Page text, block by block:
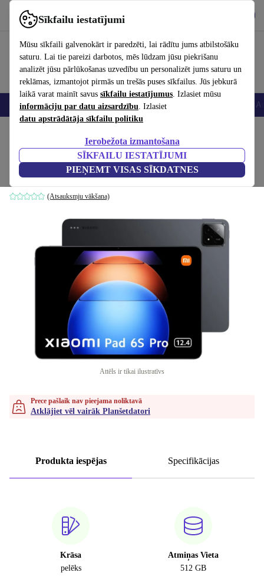
Sīkfailu iestatījumi
Mūsu sīkfaili galvenokārt ir paredzēti, lai rādītu jums atbilstošāku
saturu. Lai tie pareizi darbotos, mēs lūdzam jūsu piekrišanu
analizēt jūsu pārlūkošanas uzvedību un personalizēt jums saturu un
reklāmas, izmantojot pirmās un trešās puses sīkfailus. Jūs jebkurā
laikā varat mainīt savus sīkfailu iestatījumus. Izlasiet mūsu
informāciju par datu aizsardzību. Izlasiet
datu apstrādātāja sīkfailu politiku
Ierobežota izmantošana
SĪKFAILU IESTATĪJUMI
PIEŅEMT VISAS SĪKDATNES
Izmantojiet refurbed ātri un viegli
Viedtālruņi Portatīvie datori Planšetes Viedpulksteņi
Xiaomi Pad 6S Pro | 12.4collu
12 GB | 512 GB | Graphite Grey
(Atsauksmju vākšana)
Attēls ir tikai ilustratīvs
Prece pašlaik nav pieejama noliktavā
Atklājiet vēl vairāk Planšetdatori
Produkta iespējas Specifikācijas
Krāsa
pelēks
Atmiņas Vieta
512 GB